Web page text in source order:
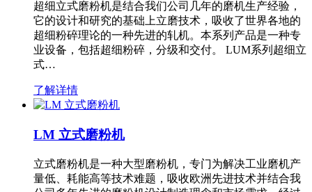
超细立式磨粉机是结合我们公司几年的磨机生产经验，
它的设计和研究的基础上立磨技术，吸收了世界各地的
超细粉碎理论的一种先进的轧机。本系列产品是一种专
业设备，包括超细粉碎，分级和交付。 LUM系列超细立
式…
了解详情
LM 立式磨粉机
立式磨粉机是一种大型磨粉机，专门为解决工业磨机产
量低、耗能高等技术难题，吸收欧洲先进技术并结合我